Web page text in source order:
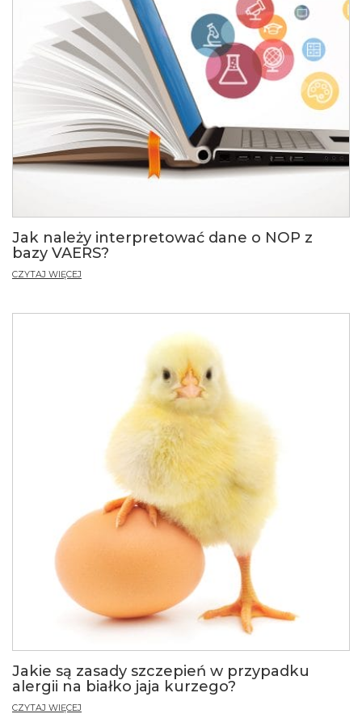
Jak należy interpretować dane o NOP z
bazy VAERS?
CZYTAJ WIĘCEJ
Jakie są zasady szczepień w przypadku
alergii na białko jaja kurzego?
CZYTAJ WIĘCEJ